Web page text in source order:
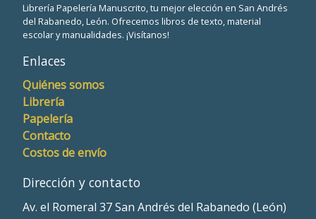
Librería Papelería Manuscrito, tu mejor elección en San Andrés
del Rabanedo, León. Ofrecemos libros de texto, material
escolar y manualidades. ¡Visítanos!
Enlaces
Quiénes somos
Librería
Papelería
Contacto
Costos de envío
Dirección y contacto
Av. el Romeral 37 San Andrés del Rabanedo (León)